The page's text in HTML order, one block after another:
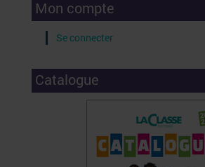
Mon compte
Se connecter
Catalogue